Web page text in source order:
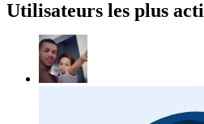
Utilisateurs les plus